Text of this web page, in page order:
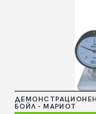
БОЙЛ - МАРИОТ